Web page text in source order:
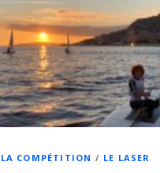
LA COMPÉTITION / LE LASER